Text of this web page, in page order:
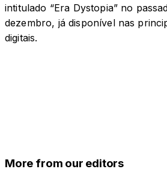
intitulado “Era Dystopia” no
dezembro, já disponível nas
digitais.
More from our editors